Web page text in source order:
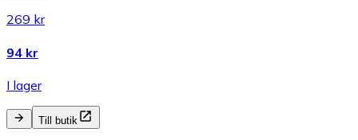
269 kr
94 kr
I lager
Till butik